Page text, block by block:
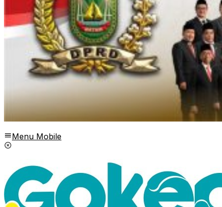
Menu Mobile